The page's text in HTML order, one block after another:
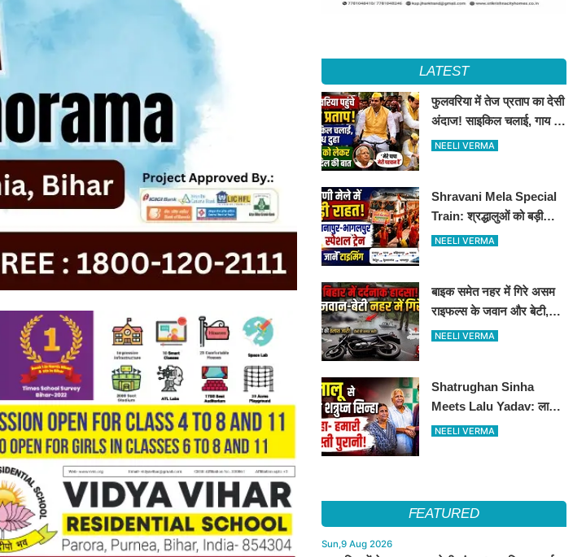
LATEST
फुलवरिया में तेज प्रताप का देसी
अंदाज! साइकिल चलाई, गाय का
दूध दुहा, लालू को किया याद
NEELI VERMA
Shravani Mela Special
Train: श्रद्धालुओं को बड़ी
राहत, दानापुर-भागलपुर स्पेशल
NEELI VERMA
बाइक समेत नहर में गिरे असम
राइफल्स के जवान और बेटी,
दोनों की तलाश जारी
NEELI VERMA
Shatrughan Sinha
Meets Lalu Yadav: लालू
से मिले शत्रुघ्न सिन्हा, दोस्ती
NEELI VERMA
FEATURED
Sun,9 Aug 2026